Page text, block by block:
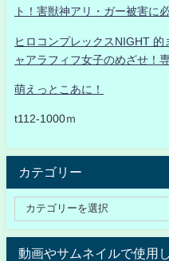
ト！害獣神アリ・ガー被害に
ヒロコンプレックスNIGHT
ャアラフィフ女子のめざせ！
萌えっとこあに！
t112-1000ｍ
カテゴリー
動画やサムネイルで使用